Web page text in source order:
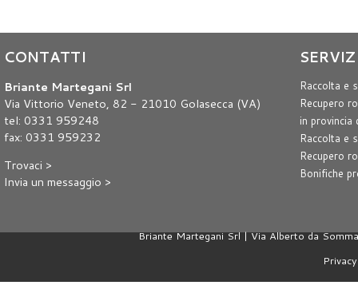
CONTATTI
Briante Martegani Srl
Via Vittorio Veneto, 82 - 21010 Golasecca (VA)
tel: 0331 959248
fax: 0331 959232
Trovaci >
Invia un messaggio >
Raccolta e
Recupero
in provincia
Raccolta e
Recupero
Bonifiche
Briante Martegani Srl | Via Alberto da
Privacy